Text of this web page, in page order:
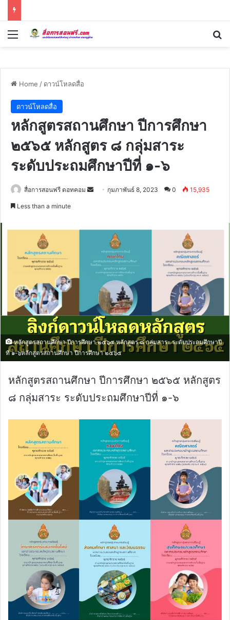
Menu
Home / ดาวน์โหลดสื่อ
ดาวน์โหลดสื่อ
หลักสูตรสถานศึกษา ปีการศึกษา
๒๕๖๕ หลักสูตร ๘ กลุ่มสาระ
ระดับประถมศึกษาปีที่ ๑-๖
สื่อการสอนฟรี ดอทคอม
Send กุมภาพันธ์ 8, 2023 0 15,935
Less than a minute
หลักสูตรสถานศึกษา ปีการศึกษา ๒๕๖๕ หลักสูตร ๘ กลุ่มสาระ ระดับประถมศึกษาปี
ที่ ๑-๖หลักสูตรสถานศึกษา ปีการศึกษา ๒๕๖๕
หลักสูตรสถานศึกษา ปีการศึกษา ๒๕๖๕ หลักสูตร
๘ กลุ่มสาระ ระดับประถมศึกษาปีที่ ๑-๖